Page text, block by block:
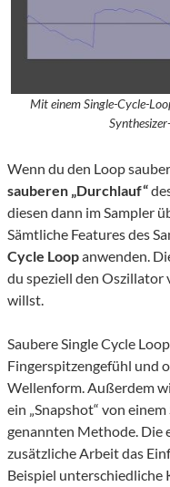
Mit einem Single-Cycle-
Wenn du den Loop
sauberen „Durchlauf“
diesen dann im Sampler
Sämtliche Features des
Cycle Loopanwenden.
du speziell den Oszillator
willst.
Saubere Single Cycle
Fingerspitzengefühl und
Wellenform. Außerdem
ein „Snapshot“ von
genannten Methode. Die
zusätzliche Arbeit das
Beispiel unterschiedliche